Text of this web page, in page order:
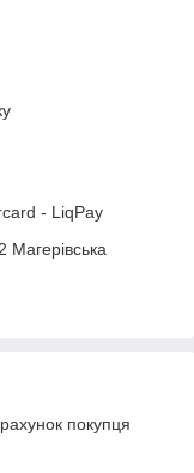
- LiqPay
Магерівська
покупця